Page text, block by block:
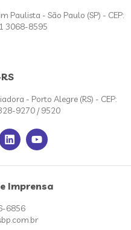
Paulista - São Paulo (SP) - CEP:
3068-8595
- Porto Alegre (RS) - CEP:
9270 / 9520
Imprensa
6856